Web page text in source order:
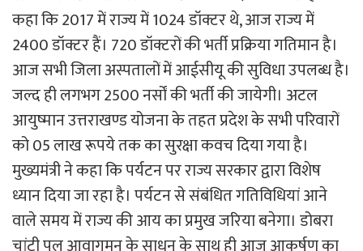
कहा कि 2017 में राज्य में 1024 डॉक्टर थे, आज राज्य में
2400 डॉक्टर हैं। 720 डॉक्टरों की भर्ती प्रक्रिया गतिमान है।
आज सभी जिला अस्पतालों में आईसीयू की सुविधा उपलब्ध है।
जल्द ही लगभग 2500 नर्सों की भर्ती की जायेगी। अटल
आयुष्मान उत्तराखण्ड योजना के तहत प्रदेश के सभी परिवारों
को 05 लाख रूपये तक का सुरक्षा कवच दिया गया है।
मुख्यमंत्री ने कहा कि पर्यटन पर राज्य सरकार द्वारा विशेष
ध्यान दिया जा रहा है। पर्यटन से संबंधित गतिविधियां आने
वाले समय में राज्य की आय का प्रमुख जरिया बनेगा। डोबरा